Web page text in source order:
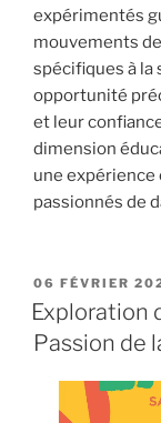
expérimentés
mouvements
spécifiques à la
opportunité
et leur
dimension
une
passionnés de
PUBLIÉ
LE
06 FÉVRIER
Exploration
Passion de